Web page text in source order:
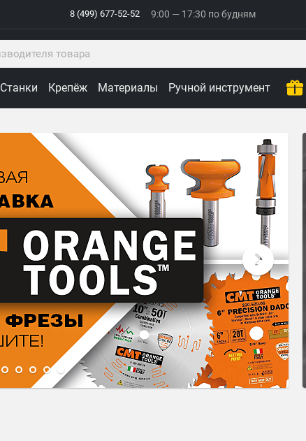
8 (499) 677-52-52 9:00 — 17:30 по будням
Станки Крепёж Материалы Ручной инструмент
3 4 5 6 7 8 10